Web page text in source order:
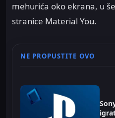
mehurića oko ekrana, u
stranice Material You.
NE PROPUSTITE OVO